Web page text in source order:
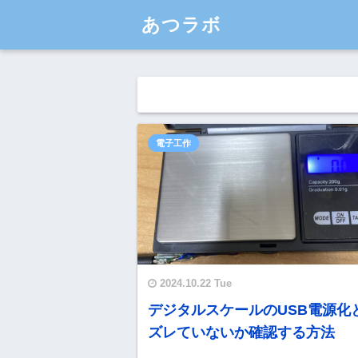
あつラボ
2024.10.22 Tue
デジタルスケールのUSB電源化
ズレていないか確認する方法
電子工作